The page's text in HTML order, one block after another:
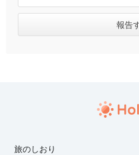
旅のしおり